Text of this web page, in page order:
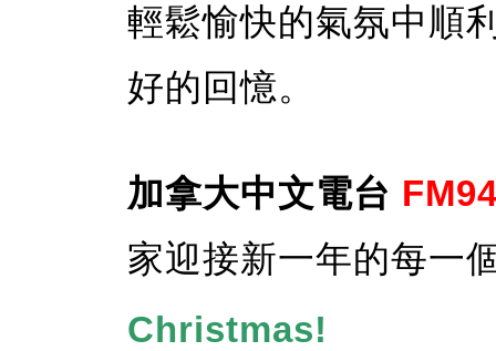
輕鬆愉快的氣氛中順
好的回憶。
加拿大中文電台
家迎接新一年的每一
Christmas!